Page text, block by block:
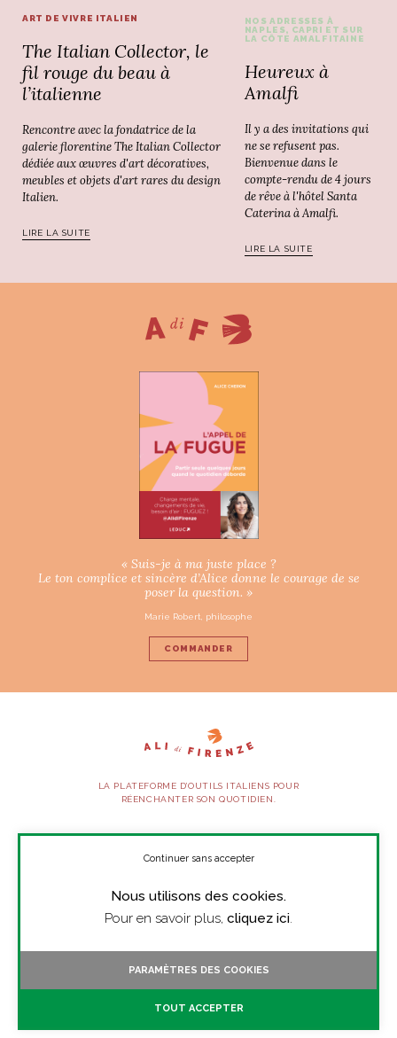
ART DE VIVRE ITALIEN
The Italian Collector, le
fil rouge du beau à
l’italienne
Rencontre avec la fondatrice de la
galerie florentine The Italian Collector
dédiée aux œuvres d'art décoratives,
meubles et objets d'art rares du design
Italien.
LIRE LA SUITE
NOS ADRESSES À
NAPLES, CAPRI ET SUR
LA CÔTE AMALFITAINE
Heureux à
Amalfi
Il y a des invitations qui
ne se refusent pas.
Bienvenue dans le
compte-rendu de 4 jours
de rêve à l'hôtel Santa
Caterina à Amalfi.
LIRE LA SUITE
« Suis-je à ma juste place ?
Le ton complice et sincère d’Alice donne le courage de se
poser la question. »
Marie Robert, philosophe
COMMANDER
LA PLATEFORME D’OUTILS ITALIENS POUR
RÉENCHANTER SON QUOTIDIEN.
SUIVEZ-NOUS
Nous utilisons des cookies.
Pour en savoir plus, cliquez ici.
Continuer sans accepter
PARAMÈTRES DES COOKIES
TOUT ACCEPTER